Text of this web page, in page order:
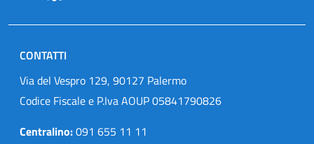
CONTATTI
Via del Vespro 129, 90127 Palermo
Codice Fiscale e P.Iva AOUP 05841790826
Centralino:091 655 11 11